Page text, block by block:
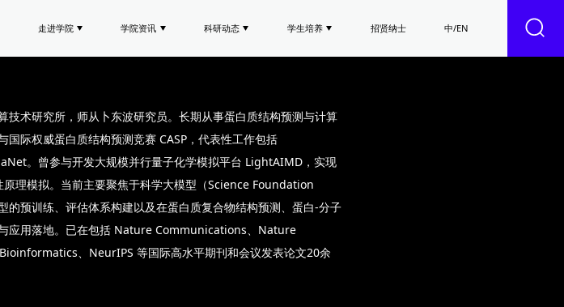
走进学院 学院资讯 科研动态 学生培养 招贤纳士 中/EN
技术研究所，师从卜东波研究员。长期从事蛋白质结构预测与计算
国际权威蛋白质结构预测竞赛 CASP，代表性工作包括
。曾参与开发大规模并行量子化学模拟平台 LightAIMD，实现
原理模拟。当前主要聚焦于科学大模型（Science Foundation
的预训练、评估体系构建以及在蛋白质复合物结构预测、蛋白-分子
应用落地。已在包括 Nature Communications、Nature
、NeurIPS 等国际高水平期刊和会议发表论文20余